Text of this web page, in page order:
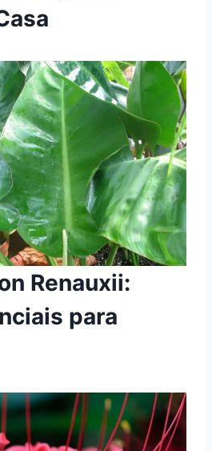
Renauxii:
para